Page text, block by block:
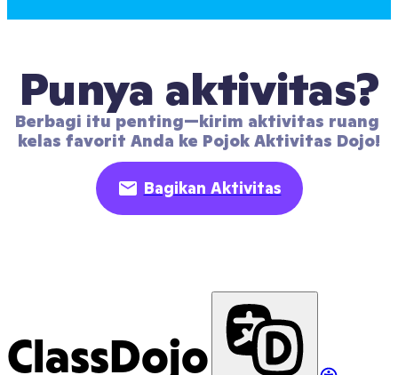
Punya aktivitas?
Berbagi itu penting—kirim aktivitas ruang
kelas favorit Anda ke Pojok Aktivitas Dojo!
Bagikan Aktivitas
ClassDojo